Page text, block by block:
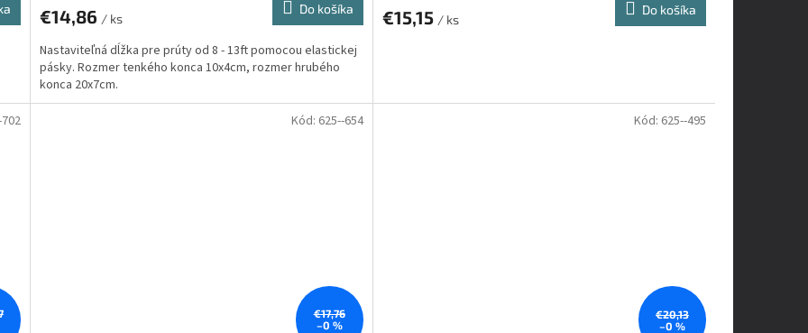
€14,86 / ks
Do košíka
Nastaviteľná dĺžka pre prúty od 8 - 13ft pomocou elastickej
pásky. Rozmer tenkého konca 10x4cm, rozmer hrubého
konca 20x7cm.
€15,15 / ks
Do košíka
€17,76
–0 %
Kód: 625--654
€20,13
–0 %
Kód: 625--495